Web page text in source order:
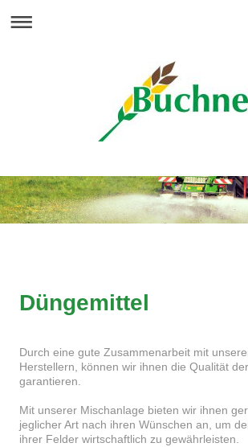
Düngemittel
Durch eine gute Zusammenarbeit mit
Herstellern, können wir ihnen die Qualität
garantieren.
Mit unserer Mischanlage bieten wir ihnen
jeglicher Art nach ihren Wünschen an, um
ihrer Felder wirtschaftlich zu gewährleisten.